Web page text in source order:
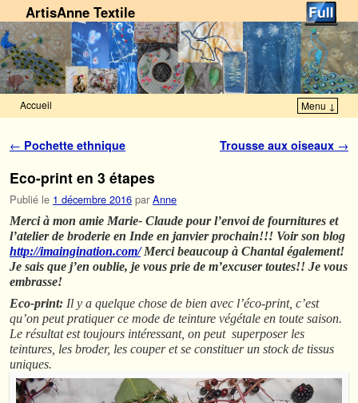
ArtisAnne Textile
Accueil Menu ↓
Navigation des articles
← Pochette ethnique Trousse aux oiseaux →
Eco-print en 3 étapes
Publié le 1 décembre 2016 par Anne
Merci à mon amie Marie- Claude pour l’envoi de fournitures et
l’atelier de broderie en Inde en janvier prochain!!! Voir son blog
http://imaingination.com/Merci beaucoup à Chantal également!
Je sais que j’en oublie, je vous prie de m’excuser toutes!! Je vous
embrasse!
Eco-print: Il y a quelque chose de bien avec l’éco-print, c’est
qu’on peut pratiquer ce mode de teinture végétale en toute saison.
Le résultat est toujours intéressant, on peut superposer les
teintures, les broder, les couper et se constituer un stock de tissus
uniques.